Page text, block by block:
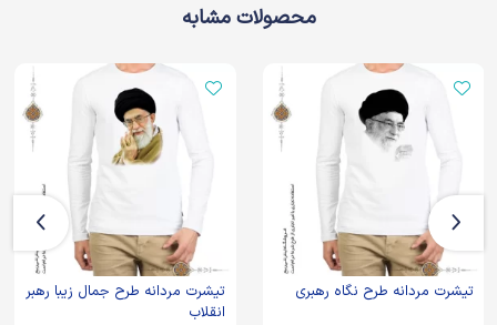
محصولات مشابه
تیشرت مردانه طرح نگاه رهبری
تیشرت مردانه طرح جمال زیبا رهبر
انقلاب